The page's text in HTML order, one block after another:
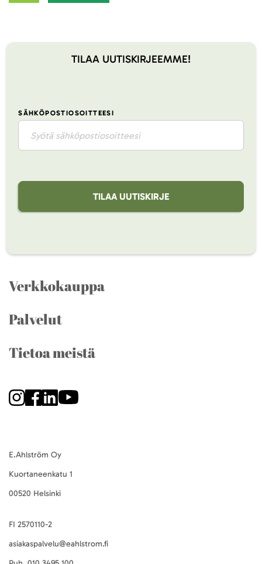
TILAA UUTISKIRJEEMME!
SÄHKÖPOSTIOSOITTEESI
TILAA UUTISKIRJE
Verkkokauppa
Palvelut
Tietoa meistä
E.Ahlström Oy
Kuortaneenkatu 1
00520 Helsinki
FI 2570110-2
asiakaspalvelu@eahlstrom.fi